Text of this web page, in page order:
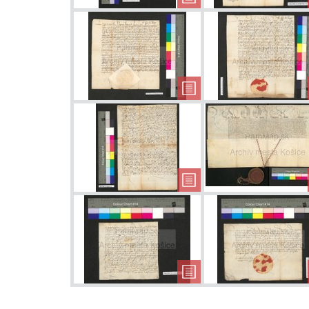
Protest proti
vyberaniu cla
Príkaz na
dodržiavanie
práva skladu
Spor o les v
Baške
Protest proti